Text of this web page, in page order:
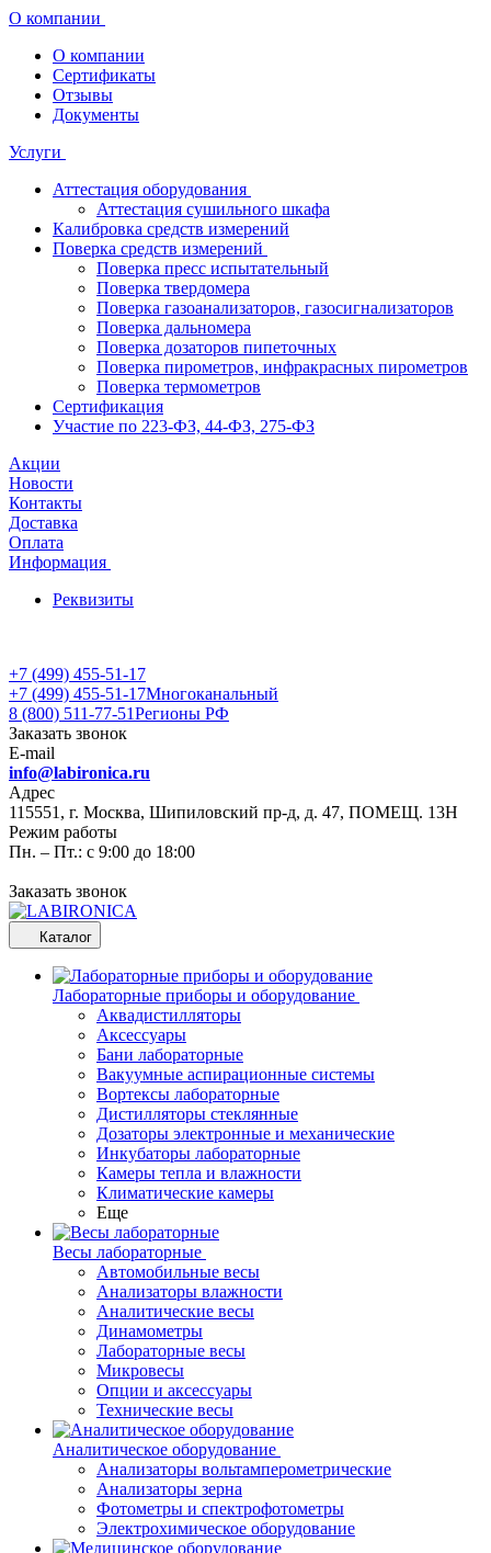
О компании
О компании
Сертификаты
Отзывы
Документы
Услуги
Аттестация оборудования
Аттестация сушильного шкафа
Калибровка средств измерений
Поверка средств измерений
Поверка пресс испытательный
Поверка твердомера
Поверка газоанализаторов, газосигнализаторов
Поверка дальномера
Поверка дозаторов пипеточных
Поверка пирометров, инфракрасных пирометров
Поверка термометров
Сертификация
Участие по 223-ФЗ, 44-ФЗ, 275-ФЗ
Акции
Новости
Контакты
Доставка
Оплата
Информация
Реквизиты
+7 (499) 455-51-17
+7 (499) 455-51-17Многоканальный
8 (800) 511-77-51Регионы РФ
Заказать звонок
E-mail
info@labironica.ru
Адрес
115551, г. Москва, Шипиловский пр-д, д. 47, ПОМЕЩ. 13Н
Режим работы
Пн. – Пт.: с 9:00 до 18:00
Заказать звонок
Каталог
Лабораторные приборы и оборудование
Аквадистилляторы
Аксессуары
Бани лабораторные
Вакуумные аспирационные системы
Вортексы лабораторные
Дистилляторы стеклянные
Дозаторы электронные и механические
Инкубаторы лабораторные
Камеры тепла и влажности
Климатические камеры
Еще
Весы лабораторные
Автомобильные весы
Анализаторы влажности
Аналитические весы
Динамометры
Лабораторные весы
Микровесы
Опции и аксессуары
Технические весы
Аналитическое оборудование
Анализаторы вольтамперометрические
Анализаторы зерна
Фотометры и спектрофотометры
Электрохимическое оборудование